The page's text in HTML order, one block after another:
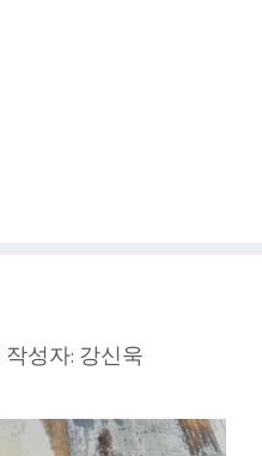
작성자: 강신욱